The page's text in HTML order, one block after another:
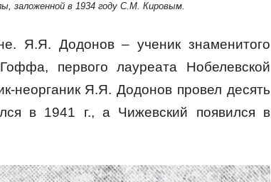
заложенной в 1934 году С.М. Кировым.
Я.Я. Додонов – ученик знаменитого
первого лауреата Нобелевской
неорганик Я.Я. Додонов провел десять
в 1941 г., а Чижевский появился в